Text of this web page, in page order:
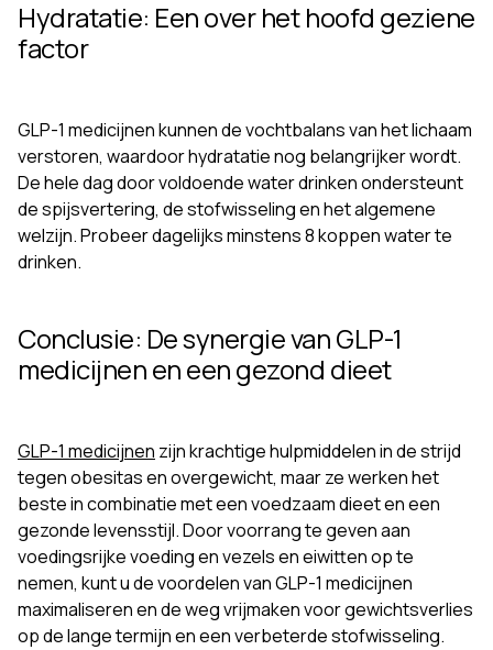
Hydratatie: Een over het hoofd geziene
factor
GLP-1 medicijnen kunnen de vochtbalans van het lichaam
verstoren, waardoor hydratatie nog belangrijker wordt.
De hele dag door voldoende water drinken ondersteunt
de spijsvertering, de stofwisseling en het algemene
welzijn. Probeer dagelijks minstens 8 koppen water te
drinken.
Conclusie: De synergie van GLP-1
medicijnen en een gezond dieet
GLP-1 medicijnen zijn krachtige hulpmiddelen in de strijd
tegen obesitas en overgewicht, maar ze werken het
beste in combinatie met een voedzaam dieet en een
gezonde levensstijl. Door voorrang te geven aan
voedingsrijke voeding en vezels en eiwitten op te
nemen, kunt u de voordelen van GLP-1 medicijnen
maximaliseren en de weg vrijmaken voor gewichtsverlies
op de lange termijn en een verbeterde stofwisseling.